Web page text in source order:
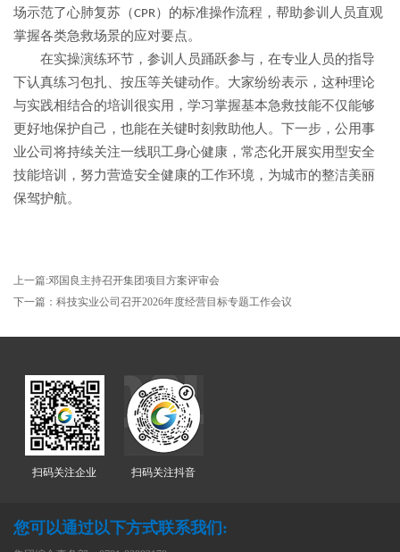
场示范了心肺复苏（CPR）的标准操作流程，帮助参训人员直观
掌握各类急救场景的应对要点。
在实操演练环节，参训人员踊跃参与，在专业人员的指导
下认真练习包扎、按压等关键动作。大家纷纷表示，这种理论
与实践相结合的培训很实用，学习掌握基本急救技能不仅能够
更好地保护自己，也能在关键时刻救助他人。下一步，公用事
业公司将持续关注一线职工身心健康，常态化开展实用型安全
技能培训，努力营造安全健康的工作环境，为城市的整洁美丽
保驾护航。
上一篇:邓国良主持召开集团项目方案评审会
下一篇：科技实业公司召开2026年度经营目标专题工作会议
扫码关注企业 扫码关注抖音
您可以通过以下方式联系我们: